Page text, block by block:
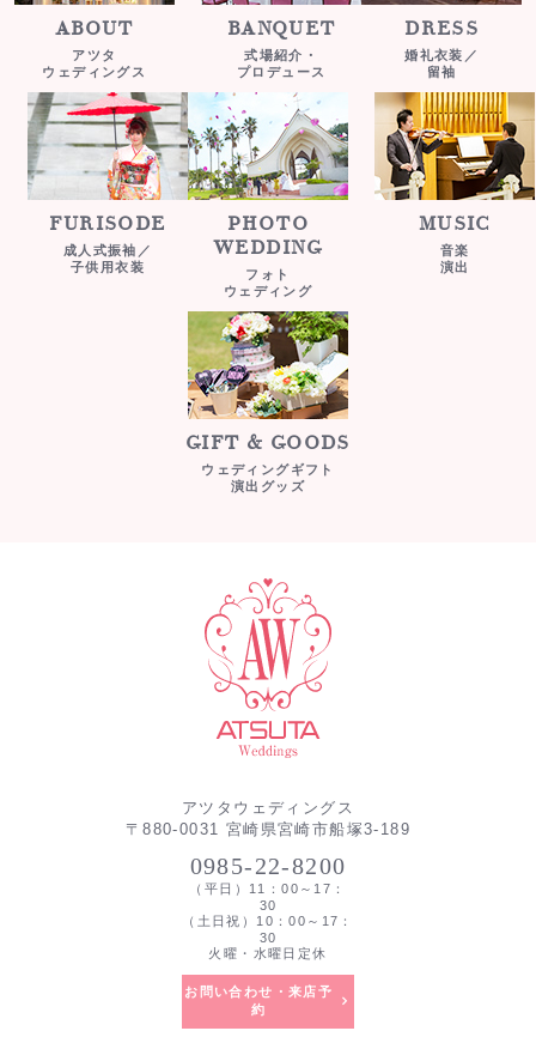
ABOUT
アツタ
ウェディングス
BANQUET
式場紹介・
プロデュース
DRESS
婚礼衣装／
留袖
FURISODE
成人式振袖／
子供用衣装
PHOTO
WEDDING
フォト
ウェディング
MUSIC
音楽
演出
GIFT & GOODS
ウェディングギフト
演出グッズ
アツタウェディングス
〒880-0031 宮崎県宮崎市船塚3-189
0985-22-8200
（平日）11：00～17：
30
（土日祝）10：00～17：
30
火曜・水曜日定休
お問い合わせ・来店予
約